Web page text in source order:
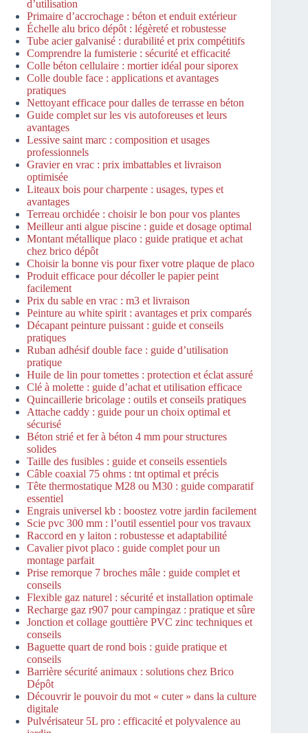
d’utilisation
Primaire d’accrochage : béton et enduit extérieur
Échelle alu brico dépôt : légèreté et robustesse
Tube acier galvanisé : durabilité et prix compétitifs
Comprendre la fumisterie : sécurité et efficacité
Colle béton cellulaire : mortier idéal pour siporex
Colle double face : applications et avantages
pratiques
Nettoyant efficace pour dalles de terrasse en béton
Guide complet sur les vis autoforeuses et leurs
avantages
Lessive saint marc : composition et usages
professionnels
Gravier en vrac : prix imbattables et livraison
optimisée
Liteaux bois pour charpente : usages, types et
avantages
Terreau orchidée : choisir le bon pour vos plantes
Meilleur anti algue piscine : guide et dosage optimal
Montant métallique placo : guide pratique et achat
chez brico dépôt
Choisir la bonne vis pour fixer votre plaque de placo
Produit efficace pour décoller le papier peint
facilement
Prix du sable en vrac : m3 et livraison
Peinture au white spirit : avantages et prix comparés
Décapant peinture puissant : guide et conseils
pratiques
Ruban adhésif double face : guide d’utilisation
pratique
Huile de lin pour tomettes : protection et éclat assuré
Clé à molette : guide d’achat et utilisation efficace
Quincaillerie bricolage : outils et conseils pratiques
Attache caddy : guide pour un choix optimal et
sécurisé
Béton strié et fer à béton 4 mm pour structures
solides
Taille des fusibles : guide et conseils essentiels
Câble coaxial 75 ohms : tnt optimal et précis
Tête thermostatique M28 ou M30 : guide comparatif
essentiel
Engrais universel kb : boostez votre jardin facilement
Scie pvc 300 mm : l’outil essentiel pour vos travaux
Raccord en y laiton : robustesse et adaptabilité
Cavalier pivot placo : guide complet pour un
montage parfait
Prise remorque 7 broches mâle : guide complet et
conseils
Flexible gaz naturel : sécurité et installation optimale
Recharge gaz r907 pour campingaz : pratique et sûre
Jonction et collage gouttière PVC zinc techniques et
conseils
Baguette quart de rond bois : guide pratique et
conseils
Barrière sécurité animaux : solutions chez Brico
Dépôt
Découvrir le pouvoir du mot « cuter » dans la culture
digitale
Pulvérisateur 5L pro : efficacité et polyvalence au